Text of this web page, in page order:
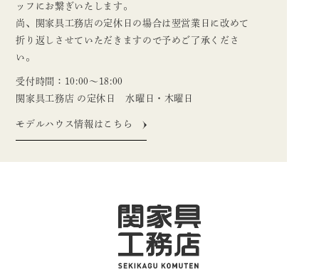
ッフにお繋ぎいたします。
尚、関家具工務店の定休日の場合は翌営業日に改めて
折り返しさせていただきますので予めご了承くださ
い。
受付時間：10:00〜18:00
関家具工務店 の定休日 水曜日・木曜日
モデルハウス情報はこちら